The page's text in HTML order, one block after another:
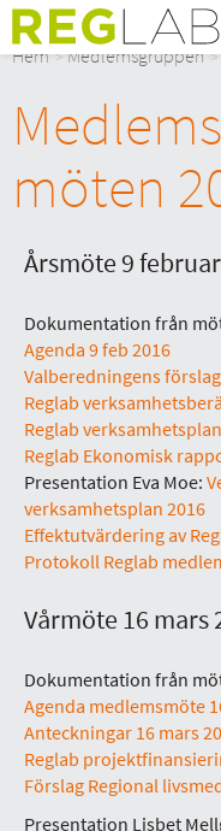
Om Oss
Om Reglab
Styrelsen
Kontakt
Hem Medlemsgruppen
möten
Årsmöte 9
Dokumentation från
Agenda 9 feb 2016
Valberedningens förslag
Reglab
Reglab
Reglab Ekonomisk
Presentation Eva Moe:
verksamhetsplan 2016
Effektutvärdering av
Protokoll Reglab
Vårmöte 16 mars
Dokumentation från
Agenda medlemsmöte
Anteckningar 16 mars
Reglab
Förslag Regional
Presentation Lisbet